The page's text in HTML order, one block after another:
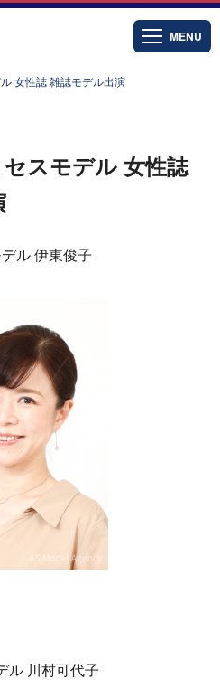
MENU
女性誌 雑誌モデル出演
セスモデル 女性誌
ル 伊東俊子
ル 川村可代子